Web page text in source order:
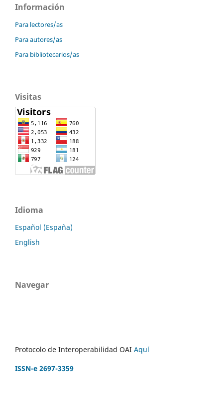
Información
Para lectores/as
Para autores/as
Para bibliotecarios/as
Visitas
Idioma
Español (España)
English
Navegar
Protocolo de Interoperabilidad OAI Aquí
ISSN-e 2697-3359